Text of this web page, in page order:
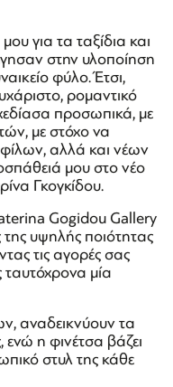
για τα ταξίδια και
στην υλοποίηση
φύλο. Έτσι,
ρομαντικό
προσωπικά, με
με στόχο να
φίλων, αλλά και νέων
μου στο νέο
Γκογκίδου.
Gogidou Gallery
της υψηλής ποιότητας
τις αγορές σας
μία
αναδεικνύουν τα
η φινέτσα βάζει
στυλ της κάθε